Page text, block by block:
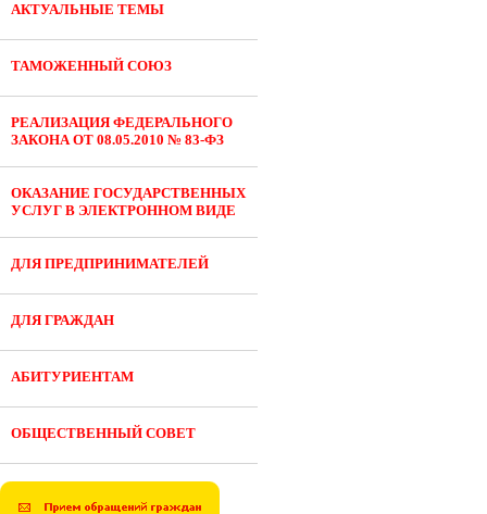
АКТУАЛЬНЫЕ ТЕМЫ
ТАМОЖЕННЫЙ СОЮЗ
РЕАЛИЗАЦИЯ ФЕДЕРАЛЬНОГО
ЗАКОНА ОТ 08.05.2010 № 83-ФЗ
ОКАЗАНИЕ ГОСУДАРСТВЕННЫХ
УСЛУГ В ЭЛЕКТРОННОМ ВИДЕ
ДЛЯ ПРЕДПРИНИМАТЕЛЕЙ
ДЛЯ ГРАЖДАН
АБИТУРИЕНТАМ
ОБЩЕСТВЕННЫЙ СОВЕТ